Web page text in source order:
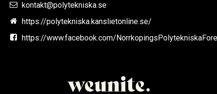
kontakt@polytekniska.se
https://polytekniska.kanslietonline.se/
https://www.facebook.com/